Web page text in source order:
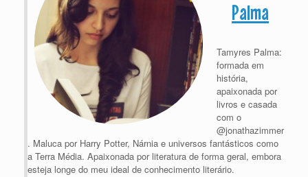
Palma
Tamyres Palma:
formada em
história,
apaixonada por
livros e casada
com o
@jonathazimmer
. Maluca por Harry Potter, Nárnia e universos fantásticos como
a Terra Média. Apaixonada por literatura de forma geral, embora
esteja longe do meu ideal de conhecimento literário.